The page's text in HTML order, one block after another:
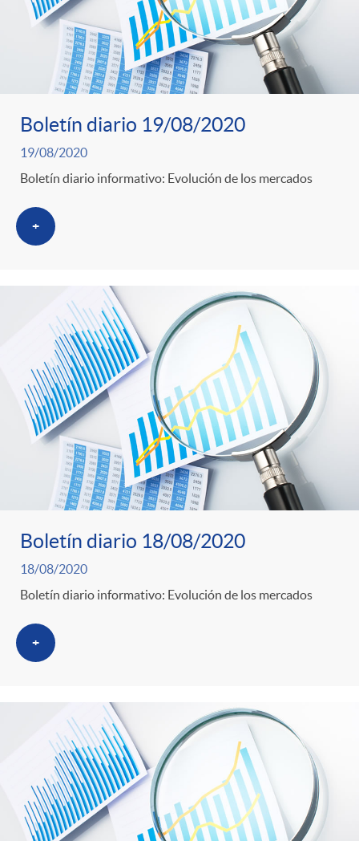
Boletín diario 19/08/2020
19/08/2020
Boletín diario informativo: Evolución de los mercados
+
Boletín diario 18/08/2020
18/08/2020
Boletín diario informativo: Evolución de los mercados
+